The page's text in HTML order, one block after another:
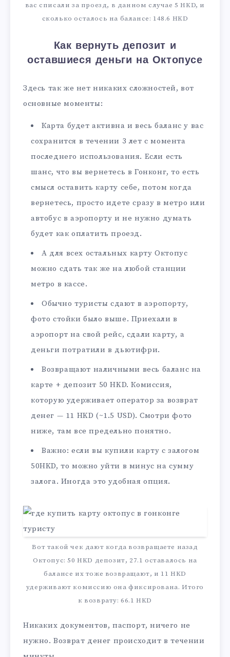
вас списали за проезд, в данном случае 5 HKD, и
сколько осталось на балансе: 148.6 HKD
Как вернуть депозит и
оставшиеся деньги на Октопусе
Здесь так же нет никаких сложностей, вот
основные моменты:
Карта будет активна и весь баланс у вас
сохранится в течении 3 лет с момента
последнего использования. Если есть
шанс, что вы вернетесь в Гонконг, то есть
смысл оставить карту себе, потом когда
вернетесь, просто идете сразу в метро или
автобус в аэропорту и не нужно думать
будет как оплатить проезд.
А для всех остальных карту Октопус
можно сдать так же на любой станции
метро в кассе.
Обычно туристы сдают в аэропорту,
фото стойки было выше. Приехали в
аэропорт на свой рейс, сдали карту, а
деньги потратили в дьютифри.
Возвращают наличными весь баланс на
карте + депозит 50 HKD. Комиссия,
которую удерживает оператор за возврат
денег — 11 HKD (~1.5 USD). Смотри фото
ниже, там все предельно понятно.
Важно: если вы купили карту с залогом
50HKD, то можно уйти в минус на сумму
залога. Иногда это удобная опция.
Вот такой чек дают когда возвращаете назад
Октопус: 50 HKD депозит, 27.1 оставалось на
балансе их тоже возвращают, и 11 HKD
удерживают комиссию она фиксирована. Итого
к возврату: 66.1 HKD
Никаких документов, паспорт, ничего не
нужно. Возврат денег происходит в течении